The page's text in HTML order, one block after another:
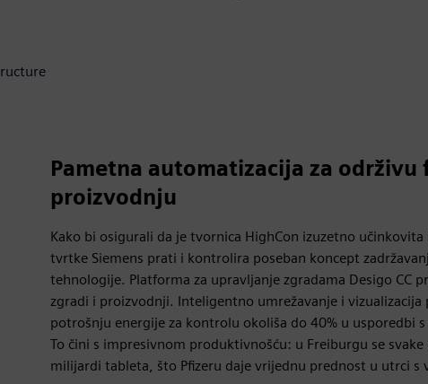
Pametna automatizacija za održivu
proizvodnju
Kako bi osigurali da je tvornica HighCon izuzetno
tvrtke Siemens prati i kontrolira poseban koncept
tehnologije. Platforma za upravljanje zgradama Desigo CC
zgradi i proizvodnji. Inteligentno umrežavanje i vizualizacija
potrošnju energije za kontrolu okoliša do 40% u usporedbi
To čini s impresivnom produktivnošću: u Freiburgu se
milijardi tableta, što Pfizeru daje vrijednu prednost u utrci s